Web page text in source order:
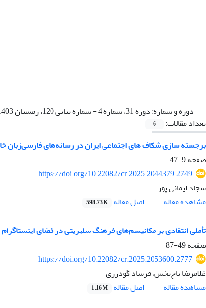
دوره و شماره:دوره 31، شماره 4 - شماره پیاپی 120، زمستان 1403
تعداد مقالات:
6
برجسته سازی شکاف‌ های اجتماعی ایران در رسانه‌های فارسی‌زبان
صفحه9-47
https://doi.org/10.22082/cr.2025.2044379.2749
سجاد ایمانی پور
مشاهده مقاله
اصل مقاله 598.73 K
تأملی انتقادی بر مکانیسم‌های فرهنگ سلبریتی در فضای اینستاگرام
صفحه49-87
https://doi.org/10.22082/cr.2025.2053600.2777
غلامرضا تاج‌بخش، فرشاد گودرزی
مشاهده مقاله
اصل مقاله 1.16 M